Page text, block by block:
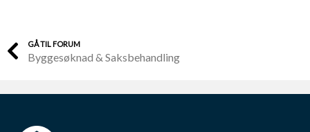
GÅ TIL FORUM
Byggesøknad & Saksbehandling